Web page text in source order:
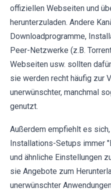
offiziellen Webseiten und
herunterzuladen. Andere
Downloadprogramme,
Peer-Netzwerke (z.B.
Webseiten usw. sollten
sie werden recht häufig zur
unerwünschter, manchmal
genutzt.
Außerdem empfiehlt es
Installations-Setups immer
und ähnliche Einstellungen
sie Angebote zum
unerwünschter